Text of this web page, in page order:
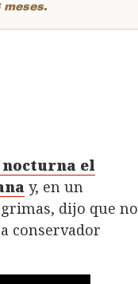
meses.
el
y, en un
dijo que no
conservador